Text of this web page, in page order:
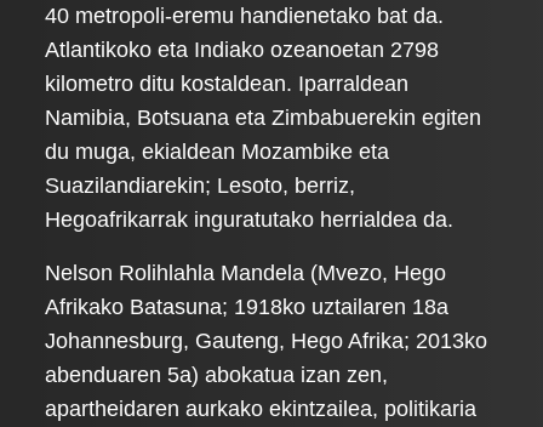
40 metropoli-eremu handienetako bat da.
Atlantikoko eta Indiako ozeanoetan 2798
kilometro ditu kostaldean. Iparraldean
Namibia, Botsuana eta Zimbabuerekin egiten
du muga, ekialdean Mozambike eta
Suazilandiarekin; Lesoto, berriz,
Hegoafrikarrak inguratutako herrialdea da.
Nelson Rolihlahla Mandela (Mvezo, Hego
Afrikako Batasuna; 1918ko uztailaren 18a
Johannesburg, Gauteng, Hego Afrika; 2013ko
abenduaren 5a) abokatua izan zen,
apartheidaren aurkako ekintzailea, politikaria